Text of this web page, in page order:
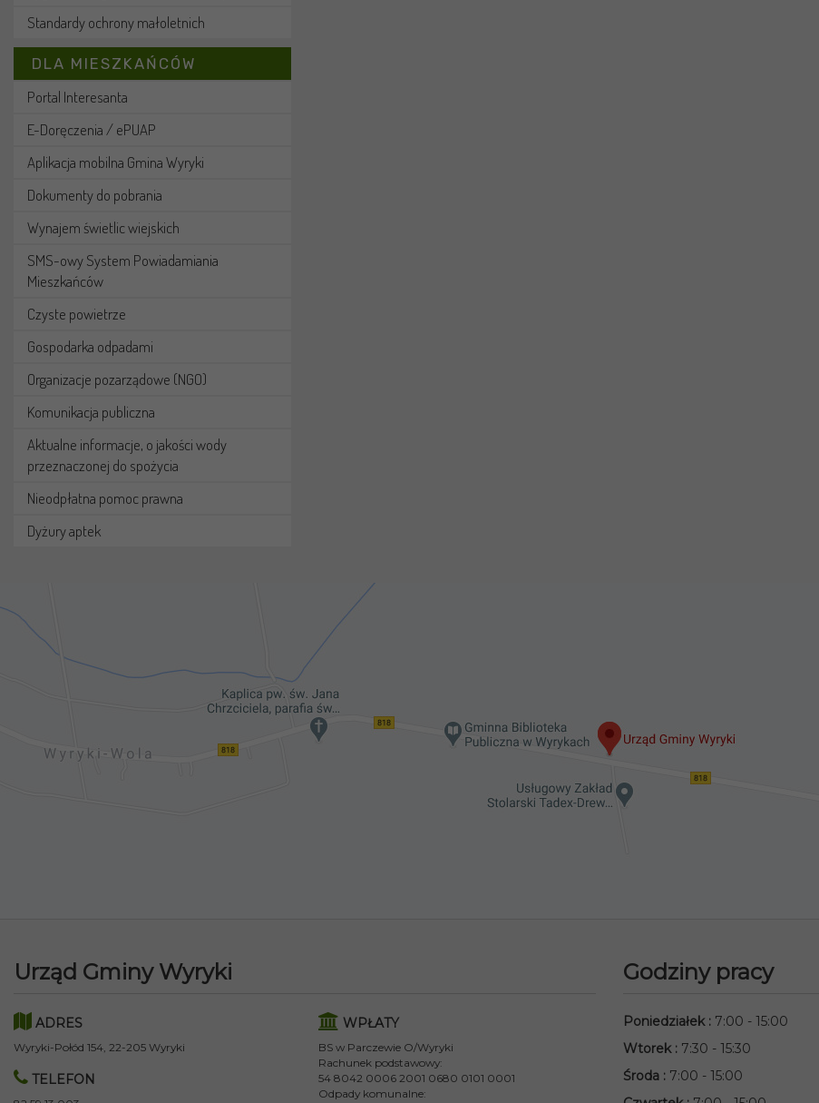
Standardy ochrony małoletnich
DLA MIESZKAŃCÓW
Portal Interesanta
E-Doręczenia / ePUAP
Aplikacja mobilna Gmina Wyryki
Dokumenty do pobrania
Wynajem świetlic wiejskich
SMS-owy System Powiadamiania
Mieszkańców
Czyste powietrze
Gospodarka odpadami
Organizacje pozarządowe (NGO)
Komunikacja publiczna
Aktualne informacje, o jakości wody
przeznaczonej do spożycia
Nieodpłatna pomoc prawna
Dyżury aptek
Urząd Gminy Wyryki
ADRES
Wyryki-Połód 154, 22-205 Wyryki
TELEFON
WPŁATY
BS w Parczewie O/Wyryki
Rachunek podstawowy:
54 8042 0006 2001 0680 0101 0001
Odpady komunalne:
Godziny pracy
Poniedziałek: 7:00 - 15:00
Wtorek: 7:30 - 15:30
Środa : 7:00 - 15:00